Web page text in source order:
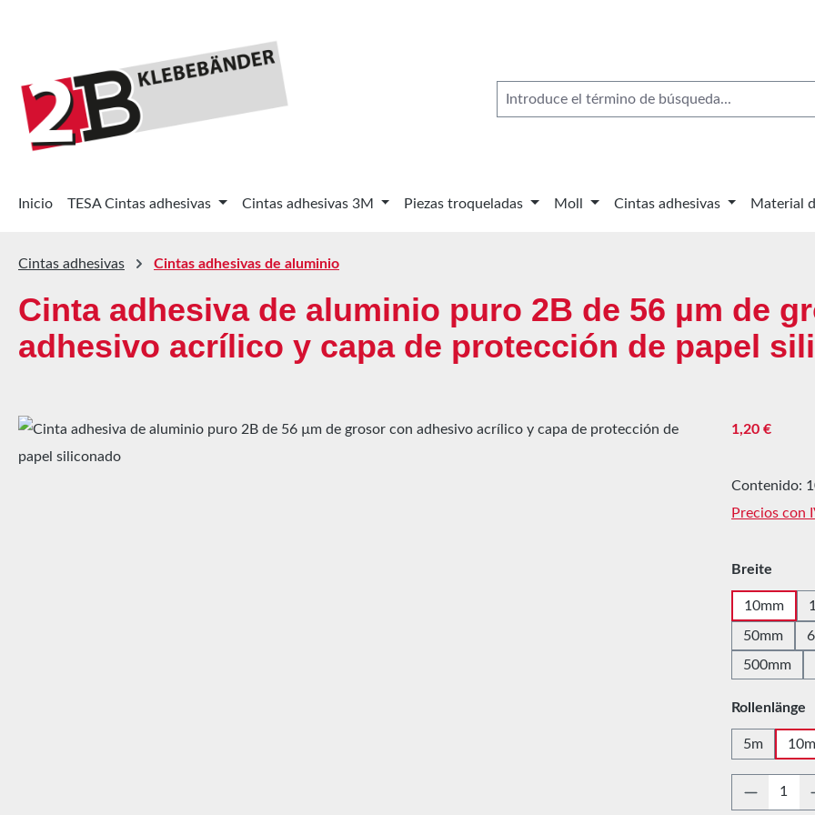
Inicio TESA Cintas adhesivas Cintas adhesivas 3M Piezas troqueladas Moll Cintas adhesivas Material
Cintas adhesivas Cintas adhesivas de aluminio
Cinta adhesiva de aluminio puro 2B de 56 µm de
adhesivo acrílico y capa de protección de papel
Omitir galería de imágenes Precio
1,20 €
Contenido:
Precios con
Seleccione
Breite
10mm
50mm
500mm
Seleccione
Rollenlänge
5m 10m